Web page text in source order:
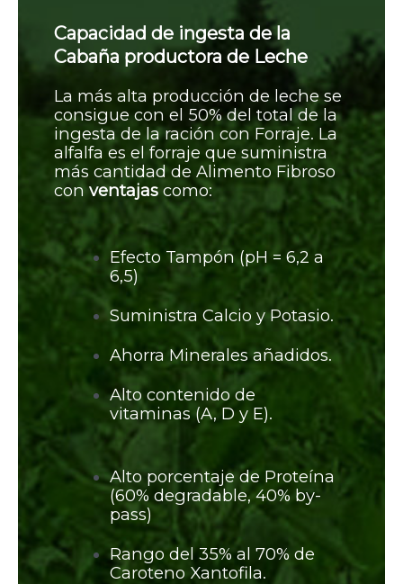
Capacidad de ingesta de la
Cabaña productora de Leche
La más alta producción de leche se
consigue con el 50% del total de la
ingesta de la ración con Forraje. La
alfalfa es el forraje que suministra
más cantidad de Alimento Fibroso
con ventajas como:
Efecto Tampón (pH = 6,2 a
6,5)
Suministra Calcio y Potasio.
Ahorra Minerales añadidos.
Alto contenido de
vitaminas (A, D y E).
Alto porcentaje de Proteína
(60% degradable, 40% by-
pass)
Rango del 35% al 70% de
Caroteno Xantofila.